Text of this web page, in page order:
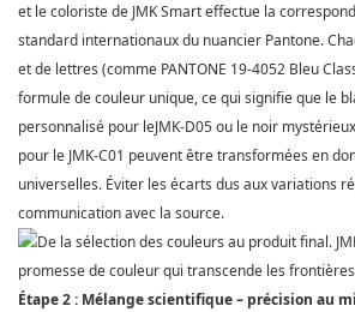
et le coloristede JMK Smarteffectue la
standard internationaux du nuancier Pantone.
et de lettres (comme PANTONE 19-4052 Bleu
formule de couleur unique, ce qui signifie que le
personnalisé pour leJMK-D05ou le noir
pour le JMK-C01 peuvent être transformées en
universelles. Éviter les écarts dus aux variations
communication avec la source.
Étape 2 : Mélange scientifique – précision au